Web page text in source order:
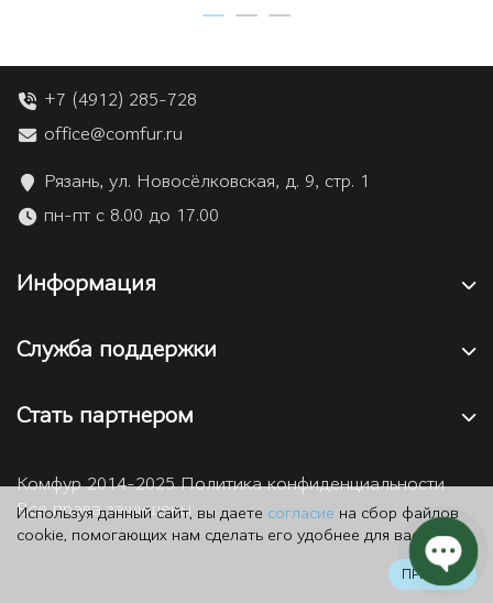
Используя данный сайт, вы даете согласие на сбор файлов
cookie, помогающих нам сделать его удобнее для вас.
ПРИНЯТЬ
+7 (4912) 285-728
office@comfur.ru
Рязань, ул. Новосёлковская, д. 9, стр. 1
пн-пт с 8.00 до 17.00
Информация
Служба поддержки
Стать партнером
Комфур 2014-2025 Политика конфиденциальности
Все права защищены